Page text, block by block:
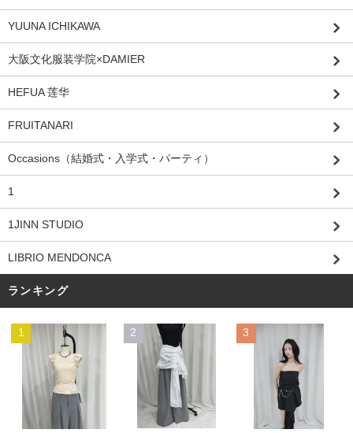
YUUNA ICHIKAWA
大阪文化服装学院×DAMIER
HEFUA 莲华
FRUITANARI
Occasions（結婚式・入学式・パーティ）
1
1JINN STUDIO
LIBRIO MENDONCA
ランキング
1 2 3